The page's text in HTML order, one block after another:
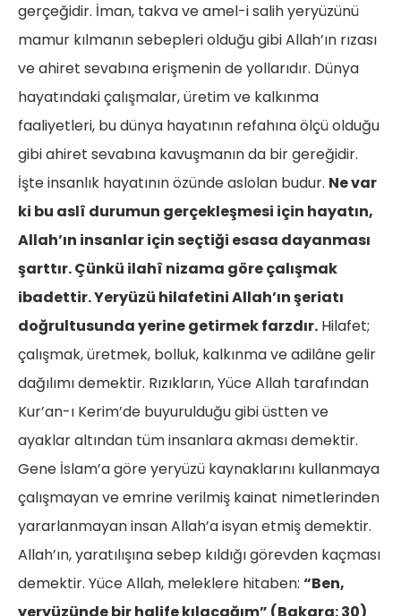
gerçeğidir. İman, takva ve amel-i salih yeryüzünü
mamur kılmanın sebepleri olduğu gibi Allah’ın rızası
ve ahiret sevabına erişmenin de yollarıdır. Dünya
hayatındaki çalışmalar, üretim ve kalkınma
faaliyetleri, bu dünya hayatının refahına ölçü olduğu
gibi ahiret sevabına kavuşmanın da bir gereğidir.
İşte insanlık hayatının özünde aslolan budur. Ne var
ki bu aslî durumun gerçekleşmesi için hayatın,
Allah’ın insanlar için seçtiği esasa dayanması
şarttır. Çünkü ilahî nizama göre çalışmak
ibadettir. Yeryüzü hilafetini Allah’ın şeriatı
doğrultusunda yerine getirmek farzdır. Hilafet;
çalışmak, üretmek, bolluk, kalkınma ve adilâne gelir
dağılımı demektir. Rızıkların, Yüce Allah tarafından
Kur’an-ı Kerim’de buyurulduğu gibi üstten ve
ayaklar altından tüm insanlara akması demektir.
Gene İslam’a göre yeryüzü kaynaklarını kullanmaya
çalışmayan ve emrine verilmiş kainat nimetlerinden
yararlanmayan insan Allah’a isyan etmiş demektir.
Allah’ın, yaratılışına sebep kıldığı görevden kaçması
demektir. Yüce Allah, meleklere hitaben: “Ben,